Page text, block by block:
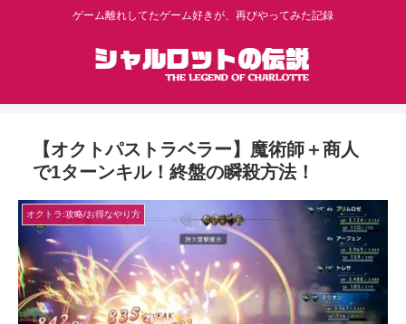
ゲーム離れしてたゲーム好きが、再びやってみた記録
【オクトパストラベラー】魔術師＋商人
で1ターンキル！終盤の瞬殺方法！
オクトラ:攻略/お得なやり方